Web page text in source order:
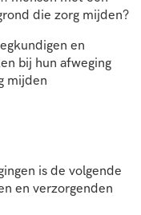
die zorg mijden?
en
bij hun afweging
mijden
is de volgende
en verzorgenden